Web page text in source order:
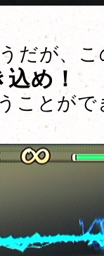
だが、
め！
ことがで